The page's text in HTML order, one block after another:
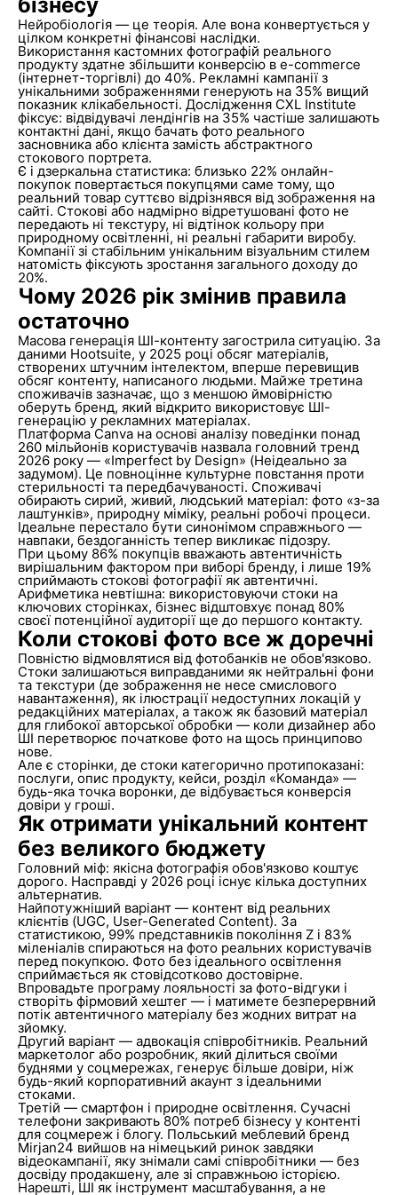
Нейробіологія — це теорія. Але вона конвертується у
цілком конкретні фінансові наслідки.
Використання кастомних фотографій реального
продукту здатне збільшити конверсію в e-commerce
(інтернет-торгівлі) до 40%. Рекламні кампанії з
унікальними зображеннями генерують на 35% вищий
показник клікабельності. Дослідження CXL Institute
фіксує: відвідувачі лендінгів на 35% частіше залишають
контактні дані, якщо бачать фото реального
засновника або клієнта замість абстрактного
стокового портрета.
Є і дзеркальна статистика: близько 22% онлайн-
покупок повертається покупцями саме тому, що
реальний товар суттєво відрізнявся від зображення на
сайті. Стокові або надмірно відретушовані фото не
передають ні текстуру, ні відтінок кольору при
природному освітленні, ні реальні габарити виробу.
Компанії зі стабільним унікальним візуальним стилем
натомість фіксують зростання загального доходу до
20%.
Чому 2026 рік змінив правила
остаточно
Масова генерація ШІ-контенту загострила ситуацію. За
даними Hootsuite, у 2025 році обсяг матеріалів,
створених штучним інтелектом, вперше перевищив
обсяг контенту, написаного людьми. Майже третина
споживачів зазначає, що з меншою ймовірністю
оберуть бренд, який відкрито використовує ШІ-
генерацію у рекламних матеріалах.
Платформа Canva на основі аналізу поведінки понад
260 мільйонів користувачів назвала головний тренд
2026 року — «Imperfect by Design» (Неідеально за
задумом). Це повноцінне культурне повстання проти
стерильності та передбачуваності. Споживачі
обирають сирий, живий, людський матеріал: фото «з-за
лаштунків», природну міміку, реальні робочі процеси.
Ідеальне перестало бути синонімом справжнього —
навпаки, бездоганність тепер викликає підозру.
При цьому 86% покупців вважають автентичність
вирішальним фактором при виборі бренду, і лише 19%
сприймають стокові фотографії як автентичні.
Арифметика невтішна: використовуючи стоки на
ключових сторінках, бізнес відштовхує понад 80%
своєї потенційної аудиторії ще до першого контакту.
Коли стокові фото все ж доречні
Повністю відмовлятися від фотобанків не обов'язково.
Стоки залишаються виправданими як нейтральні фони
та текстури (де зображення не несе смислового
навантаження), як ілюстрації недоступних локацій у
редакційних матеріалах, а також як базовий матеріал
для глибокої авторської обробки — коли дизайнер або
ШІ перетворює початкове фото на щось принципово
нове.
Але є сторінки, де стоки категорично протипоказані:
послуги, опис продукту, кейси, розділ «Команда» —
будь-яка точка воронки, де відбувається конверсія
довіри у гроші.
Як отримати унікальний контент
без великого бюджету
Головний міф: якісна фотографія обов'язково коштує
дорого. Насправді у 2026 році існує кілька доступних
альтернатив.
Найпотужніший варіант — контент від реальних
клієнтів (UGC, User-Generated Content). За
статистикою, 99% представників покоління Z і 83%
міленіалів спираються на фото реальних користувачів
перед покупкою. Фото без ідеального освітлення
сприймається як стовідсотково достовірне.
Впровадьте програму лояльності за фото-відгуки і
створіть фірмовий хештег — і матимете безперервний
потік автентичного матеріалу без жодних витрат на
зйомку.
Другий варіант — адвокація співробітників. Реальний
маркетолог або розробник, який ділиться своїми
буднями у соцмережах, генерує більше довіри, ніж
будь-який корпоративний акаунт з ідеальними
стоками.
Третій — смартфон і природне освітлення. Сучасні
телефони закривають 80% потреб бізнесу у контенті
для соцмереж і блогу. Польський меблевий бренд
Mirjan24 вийшов на німецький ринок завдяки
відеокампанії, яку знімали самі співробітники — без
досвіду продакшену, але зі справжньою історією.
Нарешті, ШІ як інструмент масштабування, а не